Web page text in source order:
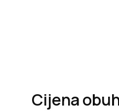
Cijena